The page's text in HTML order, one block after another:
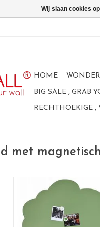
HOME
BIG SALE , GRAB
RECHTHOEKIGE
met magnetisch
Magneetbord Boom XL -
formaat:95 x 80 cm
Een van de eerste borden
Wonderwall, en nog steeds
favoriet.
Wij slaan cookies